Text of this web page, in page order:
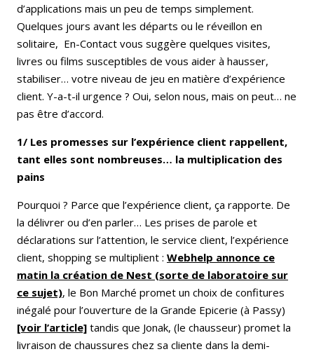
d’applications mais un peu de temps simplement.
Quelques jours avant les départs ou le réveillon en
solitaire, En-Contact vous suggère quelques visites,
livres ou films susceptibles de vous aider à hausser,
stabiliser… votre niveau de jeu en matière d’expérience
client. Y-a-t-il urgence ? Oui, selon nous, mais on peut… ne
pas être d’accord.
1/ Les promesses sur l’expérience client rappellent,
tant elles sont nombreuses… la multiplication des
pains
Pourquoi ? Parce que l’expérience client, ça rapporte. De
la délivrer ou d’en parler… Les prises de parole et
déclarations sur l’attention, le service client, l’expérience
client, shopping se multiplient : Webhelp annonce ce
matin la création de Nest (sorte de laboratoire sur
ce sujet), le Bon Marché promet un choix de confitures
inégalé pour l’ouverture de la Grande Epicerie (à Passy)
[voir l’article] tandis que Jonak, (le chausseur) promet la
livraison de chaussures chez sa cliente dans la demi-